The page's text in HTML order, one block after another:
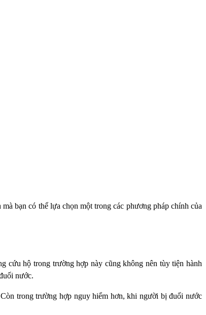
bạn có thể lựa chọn một trong các phương pháp chính của
cứu hộ trong trường hợp này cũng không nên tùy tiện hành
nước.
trong trường hợp nguy hiểm hơn, khi người bị đuối nước